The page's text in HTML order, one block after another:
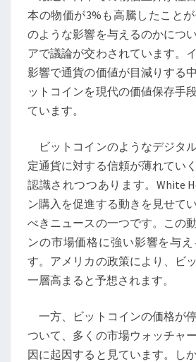
代
と
し
役
割
と
そ
の
未
来
予
本の物価が3%も高騰したこと
のような影響を与えるのかにつ
アで議論が交わされています。
影響で通貨の価値が目減りする
ットコインを現代の価値保存手
ています。
ビットコインのようなデジタ
定通貨に対する信頼が薄れてい
認識されつつあります。White
ン購入を促進する動きを見せて
べきニュースの一つです。この
ンの市場価格に強い影響を与
す。アメリカの政策により、ビ
一層高まると予想されます。
一方、ビットコインの価格が
ついて、多くの市場ウォッチャ
因に起因すると見ています。し